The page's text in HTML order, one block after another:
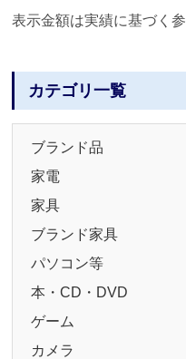
表示金額は実績に基づく
カテゴリ一覧
ブランド品
家電
家具
ブランド家具
パソコン等
本・CD・DVD
ゲーム
カメラ